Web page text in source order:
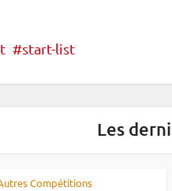
start-list
Les
Compétitions